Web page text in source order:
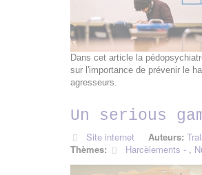
Dans cet article la
sur l'importance de prévenir le
agresseurs.
Un serious
Site internet Auteurs:
Thèmes:
Harcèlements ,